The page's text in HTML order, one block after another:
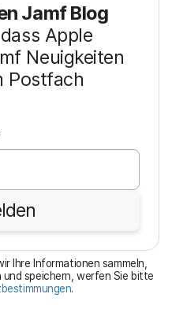
Jamf Blog
Apple
Neuigkeiten
Postfach
Ihre Informationen sammeln,
speichern, werfen Sie bitte
.